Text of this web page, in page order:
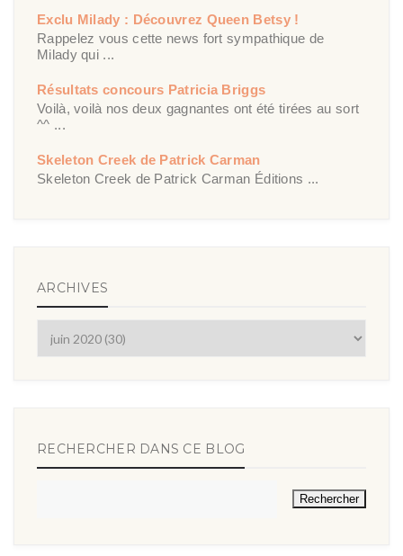
Exclu Milady : Découvrez Queen Betsy !
Rappelez vous cette news fort sympathique de
Milady qui ...
Résultats concours Patricia Briggs
Voilà, voilà nos deux gagnantes ont été tirées au sort
^^ ...
Skeleton Creek de Patrick Carman
Skeleton Creek de Patrick Carman Éditions ...
ARCHIVES
RECHERCHER DANS CE BLOG